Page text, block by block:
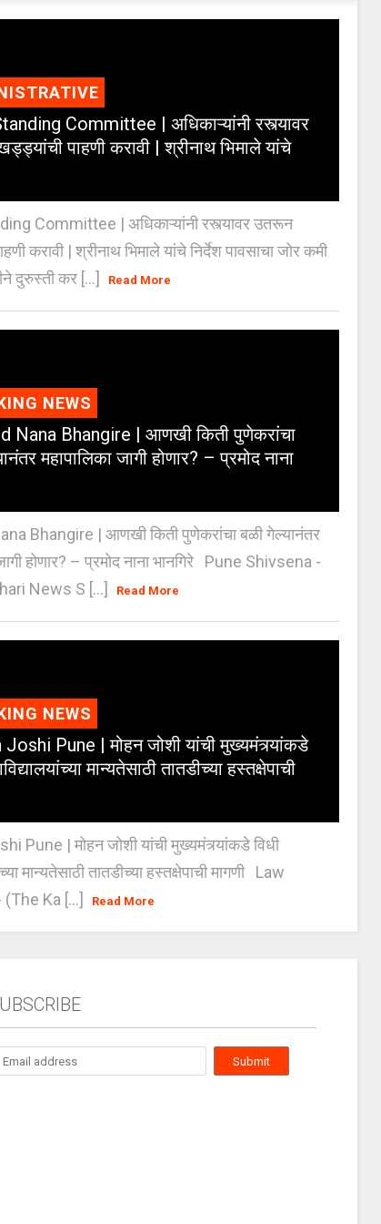
Committee | अधिकाऱ्यांनी रस्त्यावर
पाहणी करावी | श्रीनाथ भिमाले यांचे
Committee | अधिकाऱ्यांनी रस्त्यावर उतरून
करावी | श्रीनाथ भिमाले यांचे निर्देश पावसाचा जोर कमी
दुरुस्ती कर [...]
Read More
NEWS
Nana Bhangire | आणखी किती पुणेकरांचा
महापालिका जागी होणार? – प्रमोद नाना
Bhangire | आणखी किती पुणेकरांचा बळी गेल्यानंतर
होणार? – प्रमोद नाना भानगिरे Pune Shivsena -
News S [...]
Read More
NEWS
Pune | मोहन जोशी यांची मुख्यमंत्र्यांकडे
मान्यतेसाठी तातडीच्या हस्तक्षेपाची
Pune | मोहन जोशी यांची मुख्यमंत्र्यांकडे विधी
मान्यतेसाठी तातडीच्या हस्तक्षेपाची मागणी Law
Ka [...]
Read More